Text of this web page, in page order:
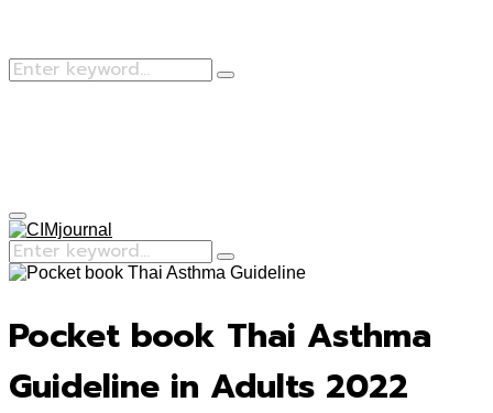
Search
Search
Primary
Menu
Search
for:
Search
Pocket book Thai Asthma
Guideline in Adults 2022